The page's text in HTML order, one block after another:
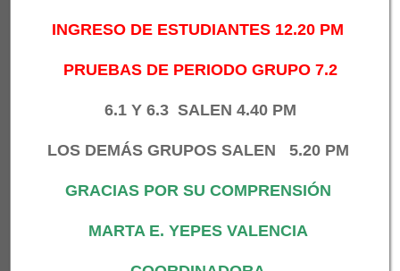
Atendemos cerca de 1400 estudiantes en tres
Aguinaga. Contamos con diferentes programas
apoyados por la Secretaria de Educación como
Para el año 2025 la institución educativa Félix
Henao Botero será reconocida por su
INGRESO DE ESTUDIANTES 12.20 PM
PRUEBAS DE PERIODO GRUPO 7.2
6.1 Y 6.3 SALEN 4.40 PM
LOS DEMÁS GRUPOS SALEN 5.20 PM
GRACIAS POR SU COMPRENSIÓN
MARTA E. YEPES VALENCIA